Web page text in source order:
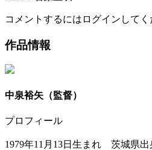
コメントするにはログインしてく
作品情報
中泉裕矢（監督）
​プロフィール
1979年11月13日生まれ 茨城県出